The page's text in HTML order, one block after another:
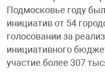
Подмосковье году
инициатив от 54
голосовании за
инициативного
участие более 307